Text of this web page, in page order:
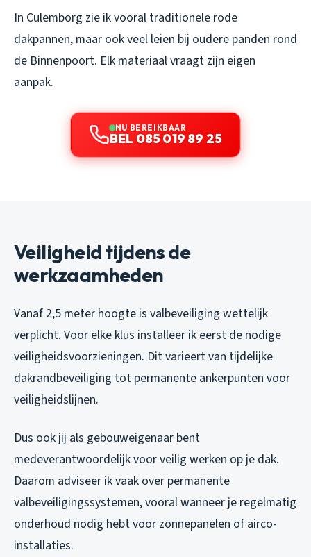
In Culemborg zie ik vooral traditionele rode
dakpannen, maar ook veel leien bij oudere panden rond
de Binnenpoort. Elk materiaal vraagt zijn eigen
aanpak.
NU BEREIKBAAR
BEL 085 019 89 25
Veiligheid tijdens de
werkzaamheden
Vanaf 2,5 meter hoogte is valbeveiliging wettelijk
verplicht. Voor elke klus installeer ik eerst de nodige
veiligheidsvoorzieningen. Dit varieert van tijdelijke
dakrandbeveiliging tot permanente ankerpunten voor
veiligheidslijnen.
Dus ook jij als gebouweigenaar bent
medeverantwoordelijk voor veilig werken op je dak.
Daarom adviseer ik vaak over permanente
valbeveiligingssystemen, vooral wanneer je regelmatig
onderhoud nodig hebt voor zonnepanelen of airco-
installaties.